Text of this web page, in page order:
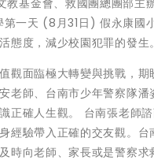
一天 (8月31日) 假永康國
態度，減少校園犯罪的發生。
觀面臨極大轉變與挑戰，
老師、台南市少年警察隊
正確人生觀。 台南張老師
經驗帶入正確的交友觀。
時向老師、家長或是警察